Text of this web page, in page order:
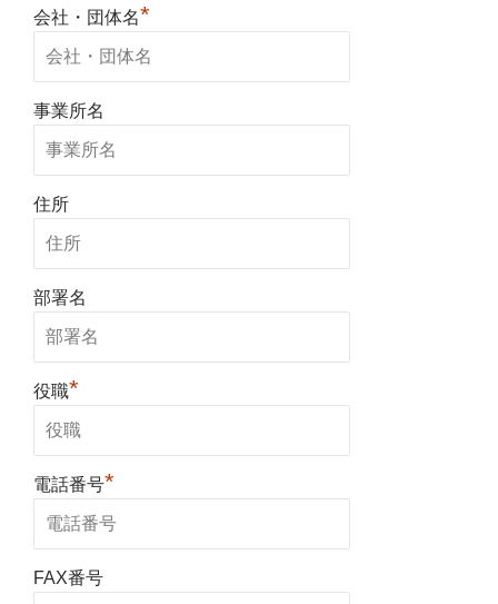
会社・団体名*
事業所名
住所
部署名
役職*
電話番号*
FAX番号